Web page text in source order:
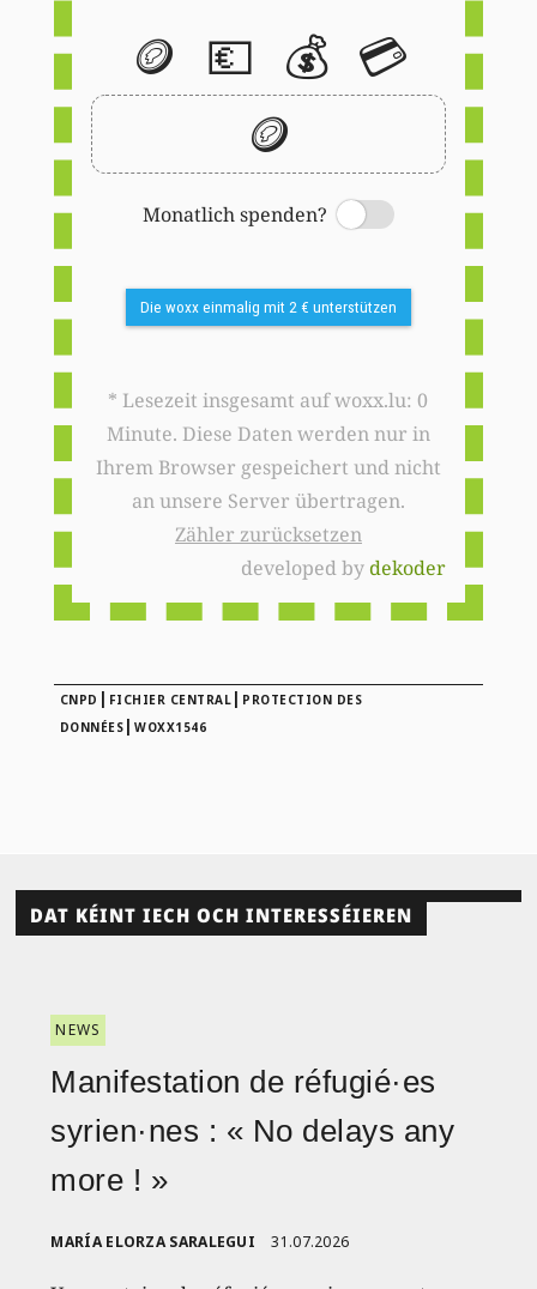
🪙 💶 💰 💳
🪙
Monatlich spenden?
Switch
Die woxx einmalig mit 2 € unterstützen
* Lesezeit insgesamt auf woxx.lu: 0
Minute. Diese Daten werden nur in
Ihrem Browser gespeichert und nicht
an unsere Server übertragen.
Zähler zurücksetzen
developed bydekoder
CNPD | FICHIER CENTRAL | PROTECTION DES
DONNÉES |WOXX1546
DAT KÉINT IECH OCH INTERESSÉIEREN
NEWS
Manifestation de réfugié·es
syrien·nes : « No delays any
more ! »
MARÍA ELORZA SARALEGUI 31.07.2026